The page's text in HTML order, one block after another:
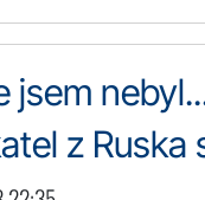
jsem
z Ruska